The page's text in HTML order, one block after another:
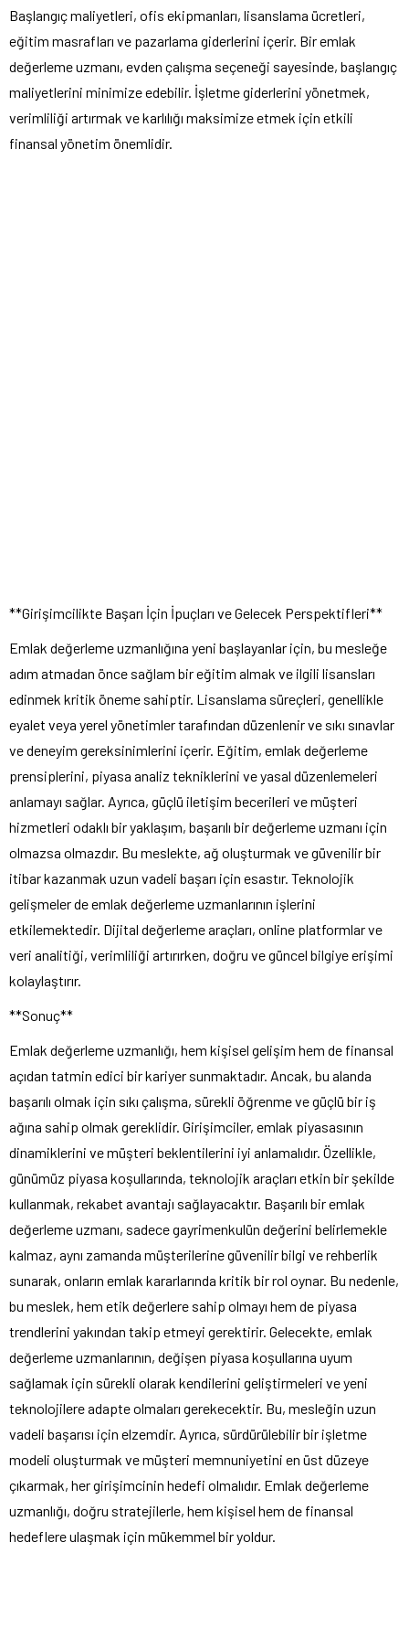
Başlangıç maliyetleri, ofis ekipmanları, lisanslama ücretleri,
eğitim masrafları ve pazarlama giderlerini içerir. Bir emlak
değerleme uzmanı, evden çalışma seçeneği sayesinde, başlangıç
maliyetlerini minimize edebilir. İşletme giderlerini yönetmek,
verimliliği artırmak ve karlılığı maksimize etmek için etkili
finansal yönetim önemlidir.
**Girişimcilikte Başarı İçin İpuçları ve Gelecek Perspektifleri**
Emlak değerleme uzmanlığına yeni başlayanlar için, bu mesleğe
adım atmadan önce sağlam bir eğitim almak ve ilgili lisansları
edinmek kritik öneme sahiptir. Lisanslama süreçleri, genellikle
eyalet veya yerel yönetimler tarafından düzenlenir ve sıkı sınavlar
ve deneyim gereksinimlerini içerir. Eğitim, emlak değerleme
prensiplerini, piyasa analiz tekniklerini ve yasal düzenlemeleri
anlamayı sağlar. Ayrıca, güçlü iletişim becerileri ve müşteri
hizmetleri odaklı bir yaklaşım, başarılı bir değerleme uzmanı için
olmazsa olmazdır. Bu meslekte, ağ oluşturmak ve güvenilir bir
itibar kazanmak uzun vadeli başarı için esastır. Teknolojik
gelişmeler de emlak değerleme uzmanlarının işlerini
etkilemektedir. Dijital değerleme araçları, online platformlar ve
veri analitiği, verimliliği artırırken, doğru ve güncel bilgiye erişimi
kolaylaştırır.
**Sonuç**
Emlak değerleme uzmanlığı, hem kişisel gelişim hem de finansal
açıdan tatmin edici bir kariyer sunmaktadır. Ancak, bu alanda
başarılı olmak için sıkı çalışma, sürekli öğrenme ve güçlü bir iş
ağına sahip olmak gereklidir. Girişimciler, emlak piyasasının
dinamiklerini ve müşteri beklentilerini iyi anlamalıdır. Özellikle,
günümüz piyasa koşullarında, teknolojik araçları etkin bir şekilde
kullanmak, rekabet avantajı sağlayacaktır. Başarılı bir emlak
değerleme uzmanı, sadece gayrimenkulün değerini belirlemekle
kalmaz, aynı zamanda müşterilerine güvenilir bilgi ve rehberlik
sunarak, onların emlak kararlarında kritik bir rol oynar. Bu nedenle,
bu meslek, hem etik değerlere sahip olmayı hem de piyasa
trendlerini yakından takip etmeyi gerektirir. Gelecekte, emlak
değerleme uzmanlarının, değişen piyasa koşullarına uyum
sağlamak için sürekli olarak kendilerini geliştirmeleri ve yeni
teknolojilere adapte olmaları gerekecektir. Bu, mesleğin uzun
vadeli başarısı için elzemdir. Ayrıca, sürdürülebilir bir işletme
modeli oluşturmak ve müşteri memnuniyetini en üst düzeye
çıkarmak, her girişimcinin hedefi olmalıdır. Emlak değerleme
uzmanlığı, doğru stratejilerle, hem kişisel hem de finansal
hedeflere ulaşmak için mükemmel bir yoldur.